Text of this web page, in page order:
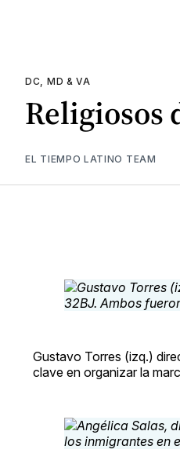
DC, MD & VA
Religiosos
EL TIEMPO LATINO TEAM
Gustavo Torres (izq.)
clave en organizar la